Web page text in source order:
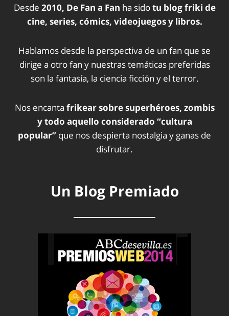
Desde 2010, De Fan a Fan ha sidotu blog friki de
cine, series, cómics, videojuegos y libros.
Hablamos desde la perspectiva de un fan que se
dirige a otro fan y nuestras temáticas preferidas
son la fantasía, la ciencia ficción y el terror.
Nos encanta frikear sobre superhéroes, zombis
y todo aquello considerado “cultura
popular” que nos despierta nostalgia y ganas de
disfrutar.
Un Blog Premiado